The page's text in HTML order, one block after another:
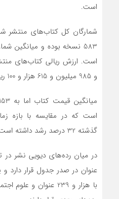
است.
و 985 میلیون و 615 هزار و 100 ریال به ثبت رسیده است.
است که در مقایسه با بازه
گذشته 32 درصد رشد داشته است.
عنوان در صدر جدول قرار